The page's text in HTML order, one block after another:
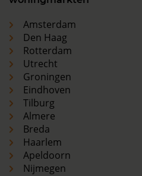
Amsterdam
Den Haag
Rotterdam
Utrecht
Groningen
Eindhoven
Tilburg
Almere
Breda
Haarlem
Apeldoorn
Nijmegen